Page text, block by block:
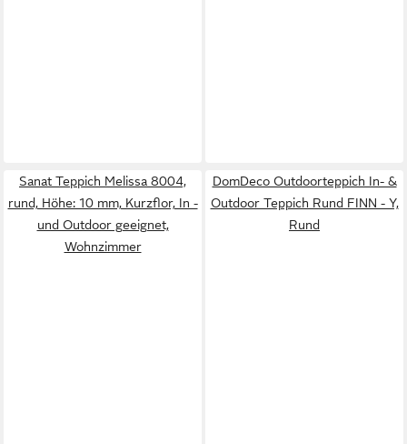
Sanat Teppich Melissa 8004,
rund, Höhe: 10 mm, Kurzflor, In -
und Outdoor geeignet,
Wohnzimmer
DomDeco Outdoorteppich In- &
Outdoor Teppich Rund FINN - Y,
Rund